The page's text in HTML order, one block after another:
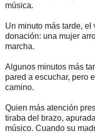
música.
Un minuto más tarde,
donación: una mujer
marcha.
Algunos minutos más
pared a escuchar, pero
camino.
Quien más atención
tiraba del brazo,
músico. Cuando su